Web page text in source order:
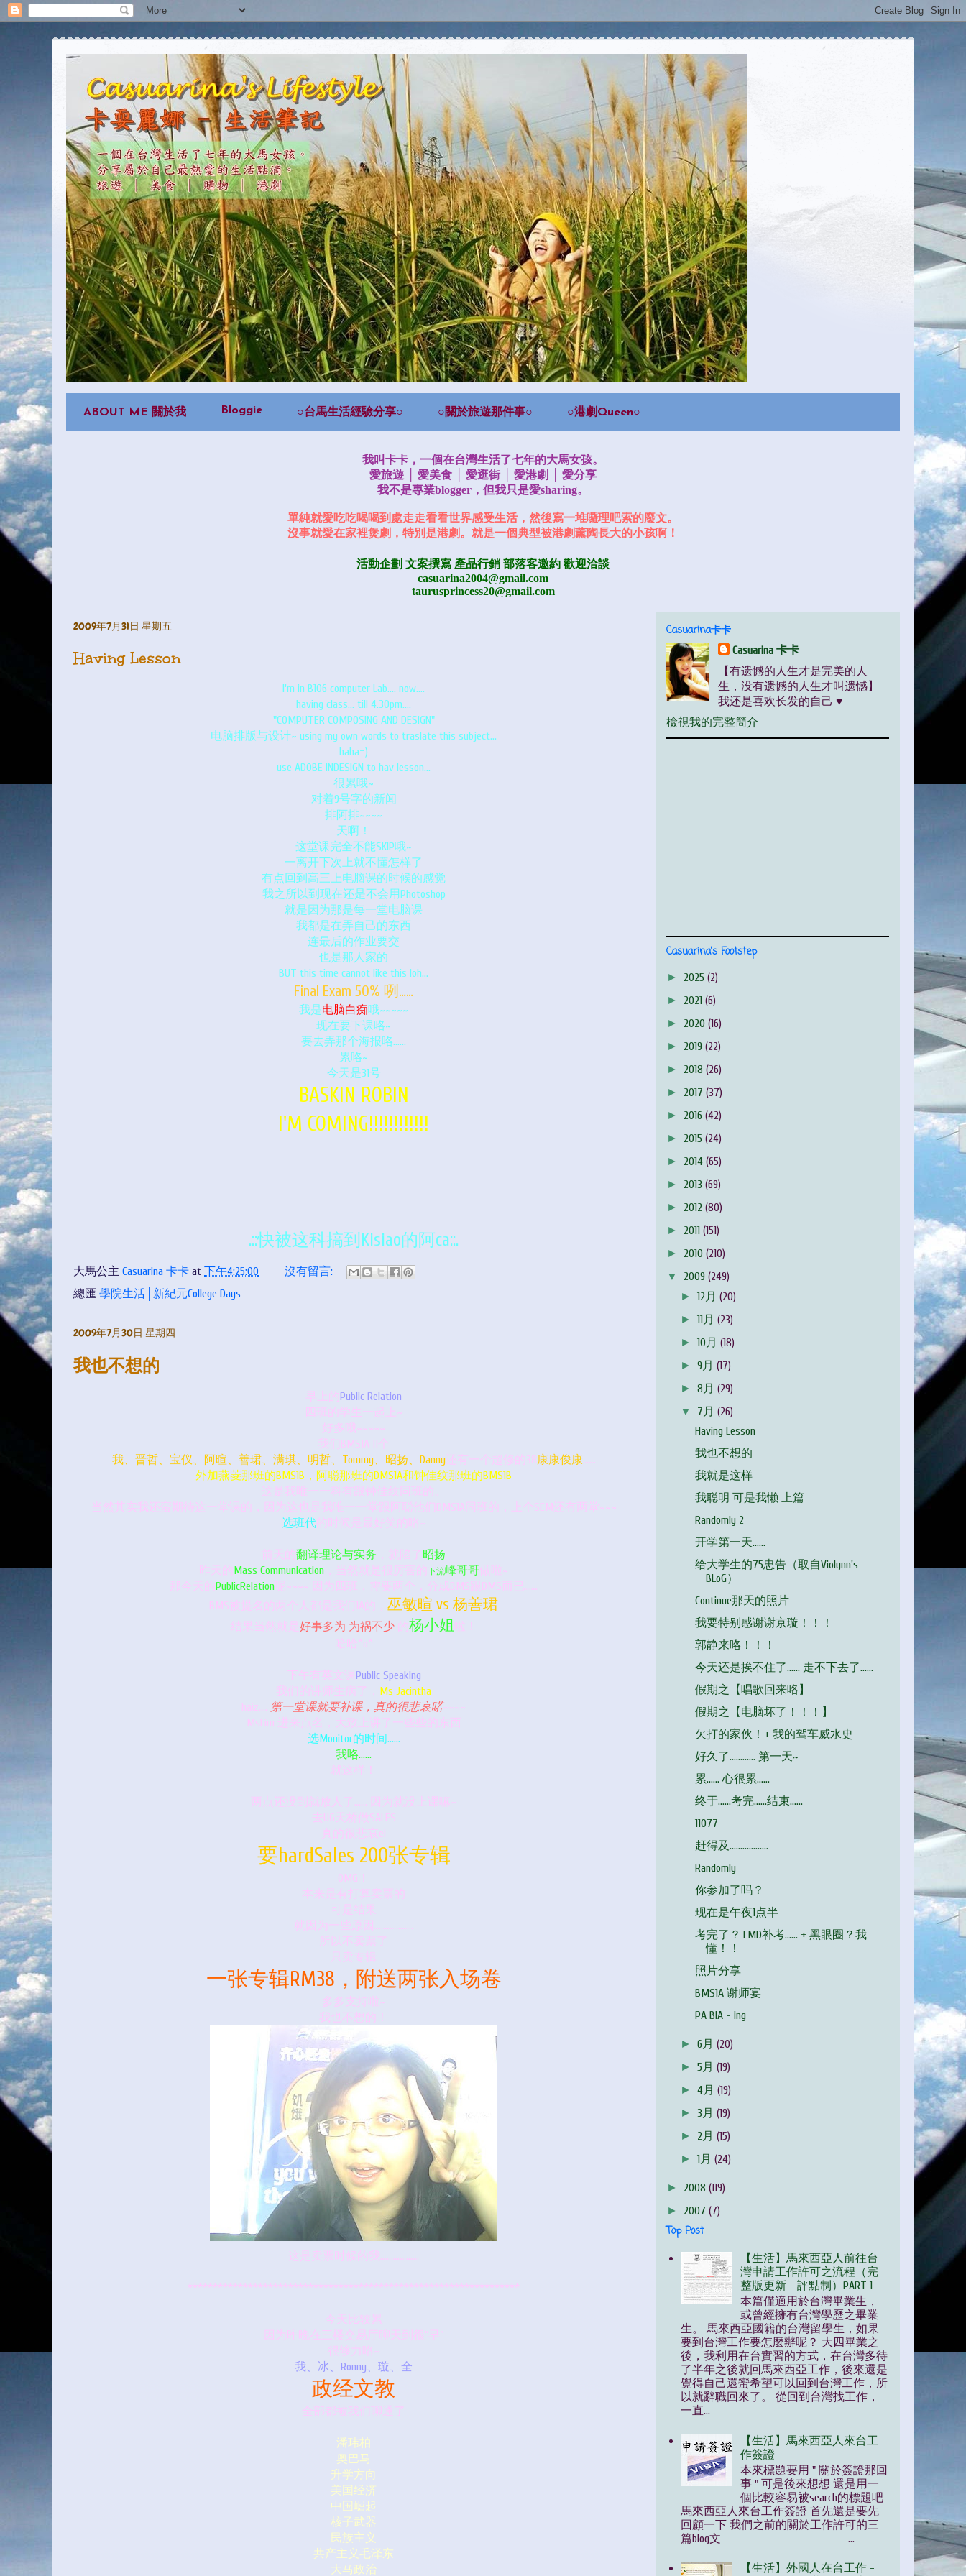
ABOUT ME 關於我 Bloggie ○台馬生活經驗分享○ ○關於旅遊那件事○ ○港劇Queen○
我叫卡卡，一個在台灣生活了七年的大馬女孩。
愛旅遊 │ 愛美食 │ 愛逛街 │ 愛港劇 │ 愛分享
我不是專業blogger，但我只是愛sharing。
單純就愛吃吃喝喝到處走走看看世界感受生活，然後寫一堆囉理吧索的廢文。
沒事就愛在家裡煲劇，特別是港劇。就是一個典型被港劇薰陶長大的小孩啊！
活動企劃 文案撰寫 產品行銷 部落客邀約 歡迎洽談
casuarina2004@gmail.com
taurusprincess20@gmail.com
2009年7月31日 星期五
Having Lesson
I'm in B106 computer Lab.... now....
having class... till 4.30pm....
"COMPUTER COMPOSING AND DESIGN"
电脑排版与设计~ using my own words to traslate this subject...
haha=)
use ADOBE INDESIGN to hav lesson...
很累哦~
对着9号字的新闻
排阿排~~~~
天啊！
这堂课完全不能SKIP哦~
一离开下次上就不懂怎样了
有点回到高三上电脑课的时候的感觉
我之所以到现在还是不会用Photoshop
就是因为那是每一堂电脑课
我都是在弄自己的东西
连最后的作业要交
也是那人家的
BUT this time cannot like this loh...
Final Exam 50% 咧……
我是电脑白痴哦~~~~~
现在要下课咯~
要去弄那个海报咯……
累咯~
今天是31号
BASKIN ROBIN
I'M COMING!!!!!!!!!!!!
.::快被这科搞到Kisiao的阿ca::.
大馬公主 Casuarina 卡卡 at 下午4:25:00
沒有留言:
總匯 學院生活│新紀元College Days
2009年7月30日 星期四
我也不想的
早上的Public Relation
四班的学生一起上~
好多哦~~~~~
我们BMS1A 11个
我、晋哲、宝仪、阿暄、善珺、满琪、明哲、Tommy、昭扬、Danny还有一个超修的38康康俊康……
外加燕菱那班的BMS1B，阿聪那班的DMS1A和钟佳纹那班的BMS1B
这是我唯一一科有跟钟佳纹同班的。
当然其实我还蛮期待这一堂课的，因为这也是我唯一一堂跟阿聪他们DMS1A同班的，上个SEM还有两堂~~~
选班代的时候是最好笑的咯~
前天的翻译理论与实务 ，就陷了 昭扬
昨天的Mass Communication ，当然就是很厉害的下流峰哥哥做啦~
那今天的PublicRelation 呢~~~~ 因为四班，需要两个，分成BMS跟DMS而已……
BMS被提名的两个人都是我们1A的， 巫敏暄 vs 杨善珺
结果当然就是 好事多为 为祸不少的杨小姐
啦！
哈哈^o^
下午有英文课Public Speaking
我们的讲师生病了， Ms Jacintha
haiz.... 第一堂课就要补课，真的很悲哀喏~~~~
MsLim 进来点名，大致上讲了一些些的东西
选Monitor的时间……
我咯……
就这样！
两点还没到就放人了…… 因为就没上课嘛~
去UG天桥做SALES
真的很悲哀ei
要hardSales 200张专辑
OMG！
本来是有打算卖票的
可是结果
就因为一些原因………………
所以不卖票了
只卖专辑
一张专辑RM38，附送两张入场卷
多多支持啦~
我也不想的！
这是卖票时候的我………………
******************************************************************
今天比较累
因为昨晚在三楼交易厅聊天到很“早”
很够力咯~
我、冰、Ronny、璇、全
政经文教
全部都被我们聊通了
潘玮柏
奥巴马
升学方向
美国经济
中国崛起
核子武器
民族主义
共产主义毛泽东
大马政治
Casuarina卡卡
Casuarina 卡卡
【有遗憾的人生才是完美的人
生，没有遗憾的人生才叫遗憾】
我还是喜欢长发的自己 ♥
檢視我的完整簡介
Casuarina's Footstep
► 2025 (2)
► 2021 (6)
► 2020 (16)
► 2019 (22)
► 2018 (26)
► 2017 (37)
► 2016 (42)
► 2015 (24)
► 2014 (65)
► 2013 (69)
► 2012 (80)
► 2011 (151)
► 2010 (210)
▼ 2009 (249)
►12月(20)
►11月(23)
►10月(18)
►9月(17)
►8月(29)
▼ 7月(26)
Having Lesson
我也不想的
我就是这样
我聪明 可是我懒 上篇
Randomly 2
开学第一天……
给大学生的75忠告（取自Violynn's
BLoG）
Continue那天的照片
我要特别感谢谢京璇！！！
郭静来咯！！！
今天还是挨不住了…… 走不下去了……
假期之【唱歌回来咯】
假期之【电脑坏了！！！】
欠打的家伙！+ 我的驾车威水史
好久了………… 第一天~
累…… 心很累……
终于……考完……结束……
11077
赶得及………………
Randomly
你参加了吗？
现在是午夜1点半
考完了？TMD补考…… + 黑眼圈？我
懂！！
照片分享
BMS1A 谢师宴
PA BIA - ing
►6月(20)
►5月(19)
►4月(19)
► 3月(19)
► 2月(15)
►1月(24)
► 2008 (119)
► 2007 (7)
Top Post
【生活】馬來西亞人前往台
灣申請工作許可之流程（完
整版更新 - 評點制）PART 1
本篇僅適用於台灣畢業生，
或曾經擁有台灣學歷之畢業
生。 馬來西亞國籍的台灣留學生，如果
要到台灣工作要怎麼辦呢？ 大四畢業之
後，我利用在台實習的方式，在台灣多待
了半年之後就回馬來西亞工作，後來還是
覺得自己還蠻希望可以回到台灣工作，所
以就辭職回來了。 從回到台灣找工作，
一直...
【生活】馬來西亞人來台工
作簽證
本來標題要用 " 關於簽證那回
事 " 可是後來想想 還是用一
個比較容易被search的標題吧
馬來西亞人來台工作簽證 首先還是要先
回顧一下 我們之前的關於工作許可的三
篇blog文 -------------------...
【生活】外國人在台工作 -